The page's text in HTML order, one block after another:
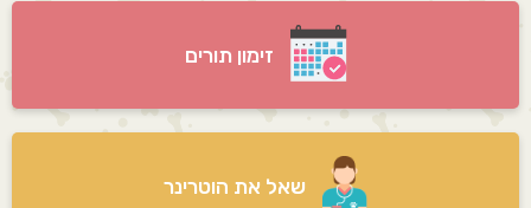
זימון תורים
שאל את הוטרינר